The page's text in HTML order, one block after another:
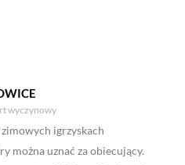
wyczynowy
igrzyskach
uznać za obiecujący.